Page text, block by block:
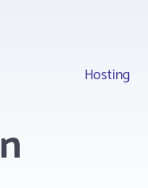
Hosting